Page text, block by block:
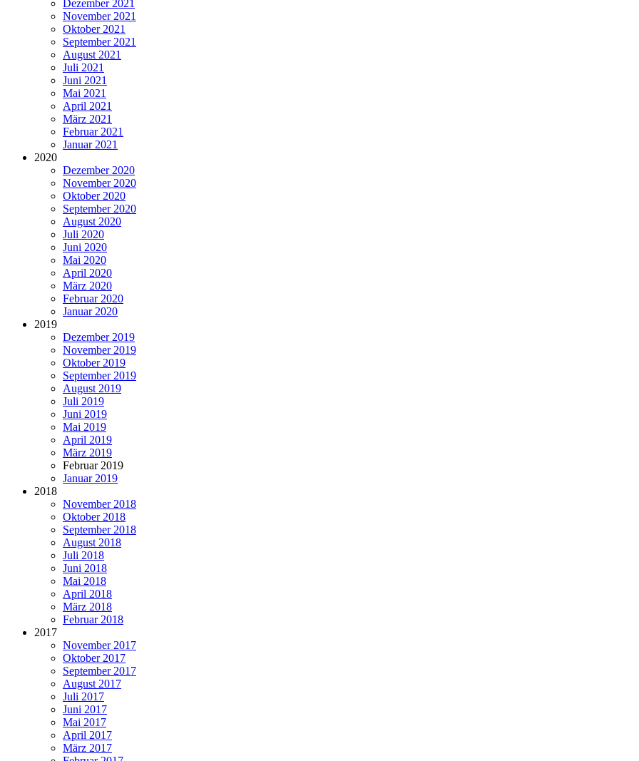
Dezember 2021
November 2021
Oktober 2021
September 2021
August 2021
Juli 2021
Juni 2021
Mai 2021
April 2021
März 2021
Februar 2021
Januar 2021
2020
Dezember 2020
November 2020
Oktober 2020
September 2020
August 2020
Juli 2020
Juni 2020
Mai 2020
April 2020
März 2020
Februar 2020
Januar 2020
2019
Dezember 2019
November 2019
Oktober 2019
September 2019
August 2019
Juli 2019
Juni 2019
Mai 2019
April 2019
März 2019
Februar 2019
Januar 2019
2018
November 2018
Oktober 2018
September 2018
August 2018
Juli 2018
Juni 2018
Mai 2018
April 2018
März 2018
Februar 2018
2017
November 2017
Oktober 2017
September 2017
August 2017
Juli 2017
Juni 2017
Mai 2017
April 2017
März 2017